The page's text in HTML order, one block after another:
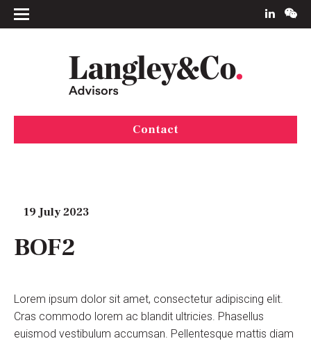
Contact
19 July 2023
BOF2
Lorem ipsum dolor sit amet, consectetur adipiscing elit.
Cras commodo lorem ac blandit ultricies. Phasellus
euismod vestibulum accumsan. Pellentesque mattis diam